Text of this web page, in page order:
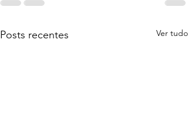
Posts recentes Ver tudo